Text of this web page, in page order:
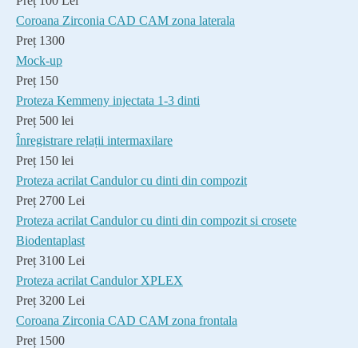
Coroana Zirconia CAD CAM zona laterala
Preț 1300
Mock-up
Preț 150
Proteza Kemmeny injectata 1-3 dinti
Preț 500 lei
Înregistrare relații intermaxilare
Preț 150 lei
Proteza acrilat Candulor cu dinti din compozit
Preț 2700 Lei
Proteza acrilat Candulor cu dinti din compozit si crosete
Biodentaplast
Preț 3100 Lei
Proteza acrilat Candulor XPLEX
Preț 3200 Lei
Coroana Zirconia CAD CAM zona frontala
Preț 1500